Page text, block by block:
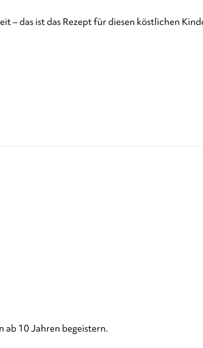
– das ist das Rezept für diesen köstlichen
ab 10 Jahren begeistern.